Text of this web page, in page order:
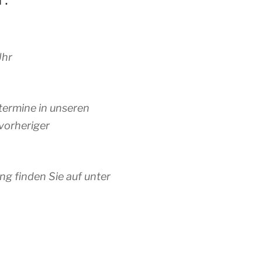
in unseren
finden Sie auf unter